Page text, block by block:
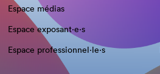
Espace médias
Espace exposant·e⋅s
Espace professionnel·le⋅s